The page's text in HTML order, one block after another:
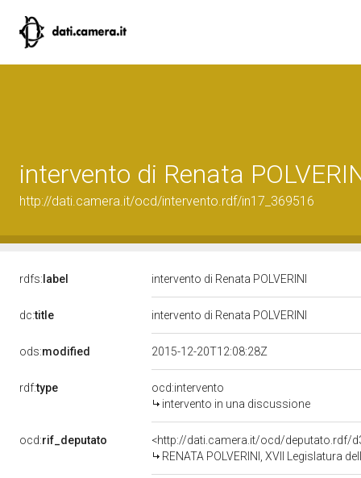
intervento di Renata
http://dati.camera.it/ocd/intervento.rdf/in17_369516
rdfs: label intervento di Renata POLVERINI
dc:title intervento di Renata POLVERINI
ods:modified 2015-12-20T12:08:28Z
rdf:type
ocd:intervento
intervento in una discussione
ocd:rif_deputato
<http://dati.camera.it/ocd/deputato.rdf/
RENATA POLVERINI, XVII Legislatura